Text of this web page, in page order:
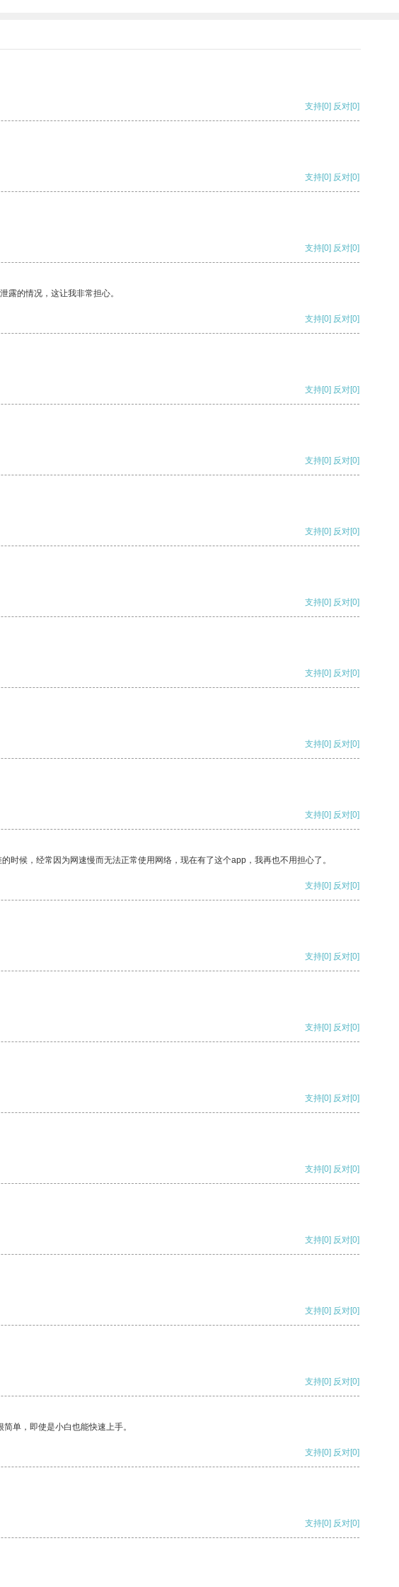
支持[0] 反对[0]
支持[0] 反对[0]
支持[0] 反对[0]
露的情况，这让我非常担心。
支持[0] 反对[0]
支持[0] 反对[0]
支持[0] 反对[0]
支持[0] 反对[0]
支持[0] 反对[0]
支持[0] 反对[0]
支持[0] 反对[0]
支持[0] 反对[0]
候，经常因为网速慢而无法正常使用网络，现在有了这个app，我再也不用担心了。
支持[0] 反对[0]
支持[0] 反对[0]
支持[0] 反对[0]
支持[0] 反对[0]
支持[0] 反对[0]
支持[0] 反对[0]
支持[0] 反对[0]
支持[0] 反对[0]
单，即使是小白也能快速上手。
支持[0] 反对[0]
支持[0] 反对[0]